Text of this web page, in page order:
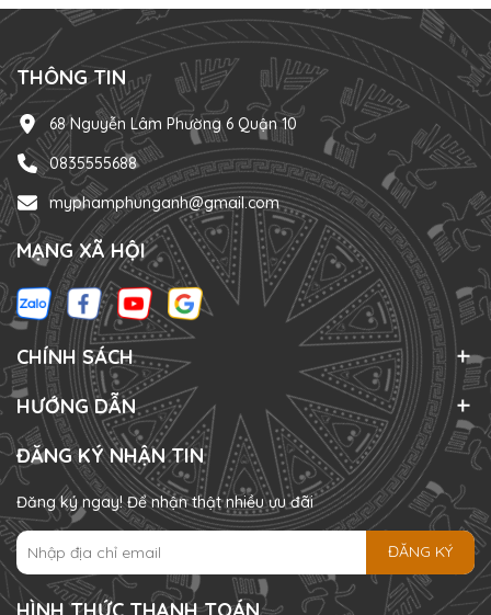
THÔNG TIN
68 Nguyễn Lâm Phường 6 Quận 10
0835555688
myphamphunganh@gmail.com
MẠNG XÃ HỘI
CHÍNH SÁCH
HƯỚNG DẪN
ĐĂNG KÝ NHẬN TIN
Đăng ký ngay! Để nhận thật nhiều ưu đãi
ĐĂNG KÝ
HÌNH THỨC THANH TOÁN